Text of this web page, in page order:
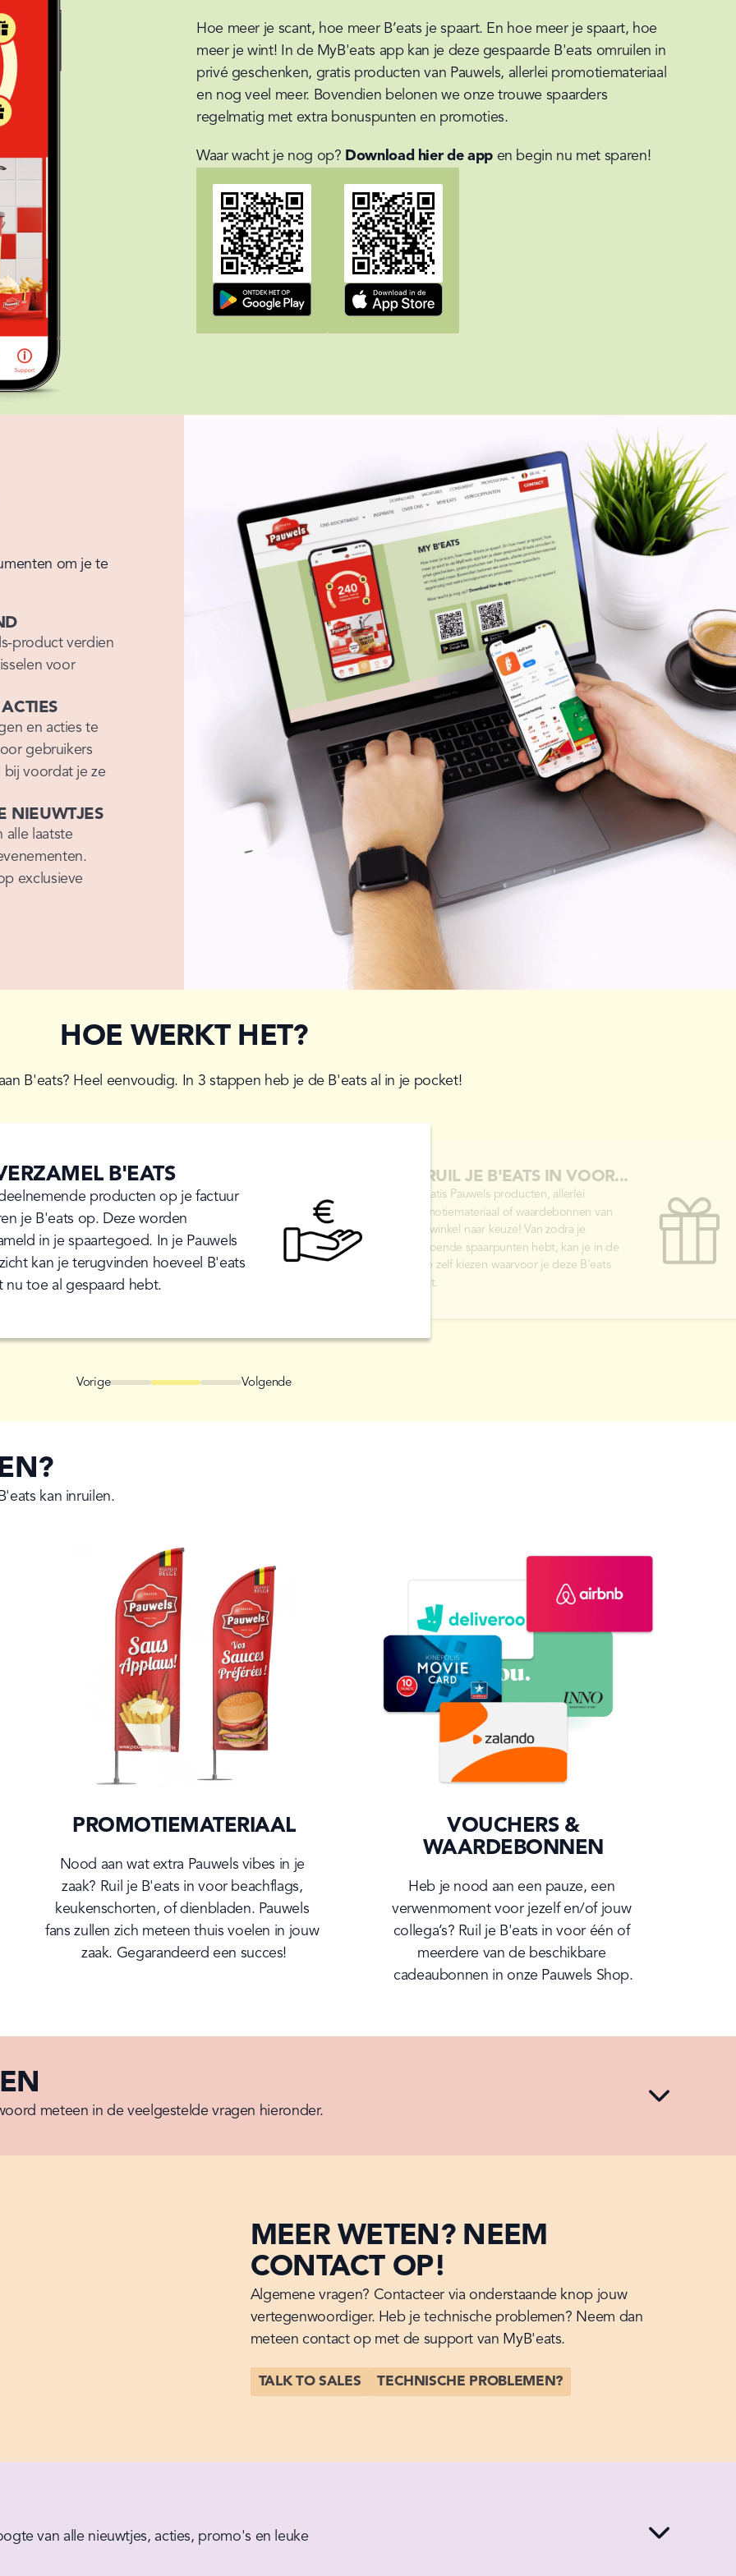
Hoe meer je scant, hoe meer B’eats je spaart. En hoe meer je spaart, hoe
meer je wint! In de MyB'eats app kan je deze gespaarde B'eats omruilen in
privé geschenken, gratis producten van Pauwels, allerlei promotiemateriaal
en nog veel meer. Bovendien belonen we onze trouwe spaarders
regelmatig met extra bonuspunten en promoties.
Waar wacht je nog op? Download hier de app en begin nu met sparen!
om je te
product verdien
voor
en acties te
gebruikers
bij voordat je ze
NIEUWTJES
laatste
exclusieve
HOE WERKT HET?
B'eats? Heel eenvoudig. In 3 stappen heb je de B'eats al in je pocket!
B'EATS
producten op je factuur
je B'eats op. Deze worden
in je spaartegoed. In je Pauwels
kan je terugvinden hoeveel B'eats
nu toe al gespaard hebt.
3. RUIL JE B'EATS IN VOOR...
... gratis Pauwels producten, allerlei
promotiemateriaal of waardebonnen van
een winkel naar keuze! Van zodra je
voldoende spaarpunten hebt, kan je in de
shop zelf kiezen waarvoor je deze B'eats
inruilt.
Vorige
Go to
Go to
Go to
Go to
Go to
Volgende
kan inruilen.
PROMOTIEMATERIAAL
Nood aan wat extra Pauwels vibes in je
zaak? Ruil je B'eats in voor beachflags,
keukenschorten, of dienbladen. Pauwels
fans zullen zich meteen thuis voelen in jouw
zaak. Gegarandeerd een succes!
VOUCHERS &
WAARDEBONNEN
Heb je nood aan een pauze, een
verwenmoment voor jezelf en/of jouw
collega’s? Ruil je B'eats in voor één of
meerdere van de beschikbare
cadeaubonnen in onze Pauwels Shop.
meteen in de veelgestelde vragen hieronder.
MEER WETEN? NEEM
CONTACT OP!
Algemene vragen? Contacteer via onderstaande knop jouw
vertegenwoordiger. Heb je technische problemen? Neem dan
meteen contact op met de support van MyB'eats.
TALK TO SALES TECHNISCHE PROBLEMEN?
van alle nieuwtjes, acties, promo's en leuke